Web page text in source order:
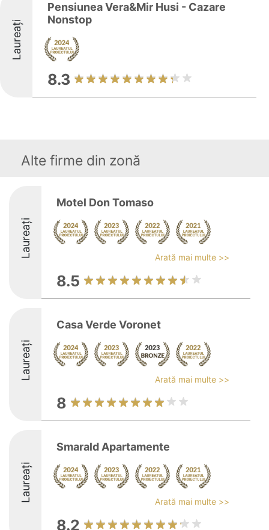
Laureați
Pensiunea Vera&Mir Husi - Cazare
Nonstop
8.3
Alte firme din zonă
Laureați
Motel Don Tomaso
Arată mai multe >>
8.5
Laureați
Casa Verde Voronet
Arată mai multe >>
8
Laureați
Smarald Apartamente
Arată mai multe >>
8.2